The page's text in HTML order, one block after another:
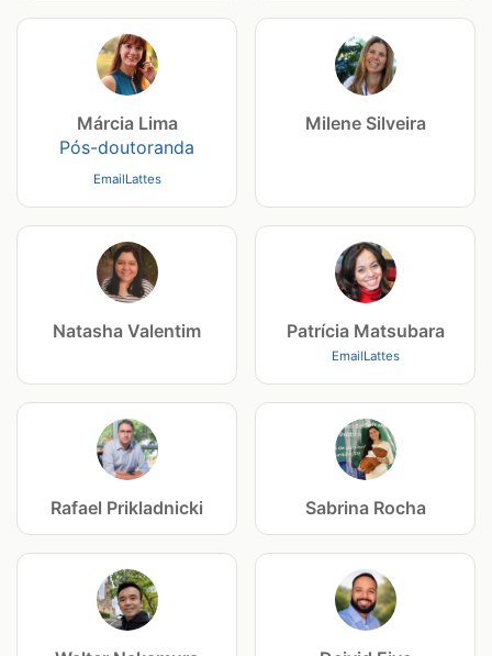
Márcia Lima
Pós-doutoranda
EmailLattes
Milene Silveira
Natasha Valentim Patrícia Matsubara
EmailLattes
Rafael Prikladnicki Sabrina Rocha